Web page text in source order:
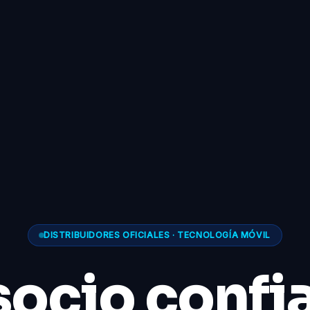
DISTRIBUIDORES OFICIALES · TECNOLOGÍA MÓVIL